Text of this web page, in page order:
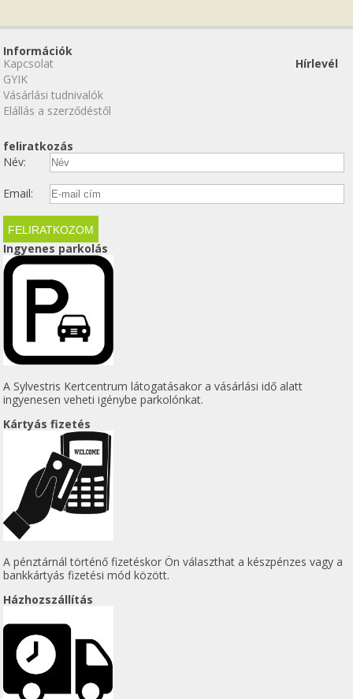
Információk
Kapcsolat
GYIK
Vásárlási tudnivalók
Elállás a szerződéstől
Hírlevél
feliratkozás
Név:
Email:
Ingyenes parkolás
A Sylvestris Kertcentrum látogatásakor a vásárlási idő alatt
ingyenesen veheti igénybe parkolónkat.
Kártyás fizetés
A pénztárnál történő fizetéskor Ön választhat a készpénzes vagy a
bankkártyás fizetési mód között.
Házhozszállítás